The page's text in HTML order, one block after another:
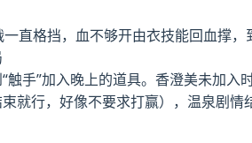
直格挡，血不够开由衣技能回血撑
手”加入晚上的道具。香澄美未加入
就行，好像不要求打赢），温泉剧